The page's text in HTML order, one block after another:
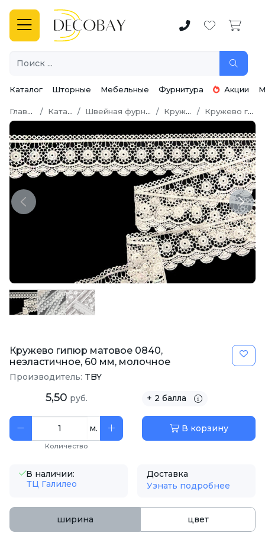
Каталог Шторные Мебельные Фурнитура Акции
Главная Каталог Швейная фурнитура Кружево Кружево гипюр
Previous Next
Кружево гипюр матовое 0840,
неэластичное, 60 мм, молочное
Производитель: TBY
5,50 руб. + 2 балла
м.
Количество
В корзину
В наличии:
ТЦ Галилео
Доставка
Узнать подробнее
ширина цвет